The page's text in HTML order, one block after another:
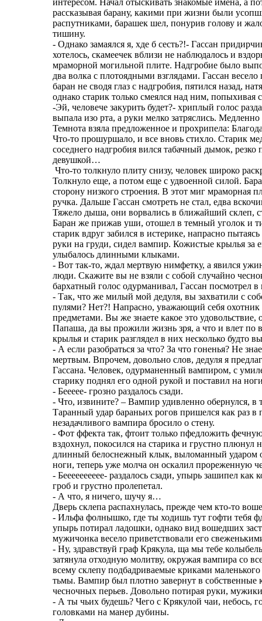
интересом. Начал отыскивать знакомые имена, а
рассказывая барану, какими при жизни были
распутниками, барашек шел, понурив голову и
тишину.
- Однако замаялся я, хде б сесть?!- Гассан
хотелось, скамеечек вблизи не наблюдалось и
мраморной могильной плите. Надгробие было
два волка с плотоядными взглядами. Гассан
баран не сводя глаз с надгробия, пятился назад,
однако старик только смеялся над ним, попыхивая
-Эй, человече закурить будет?- хриплый голос
выпала изо рта, а руки мелко затряслись.
Темнота взяла предложенное и прохрипела:
Что-то прошуршало, и все вновь стихло. Старик
соседнего надгробия вился табачный дымок, резко
девушкой…
Что-то толкнуло плиту снизу, человек широко
Толкнуло еще, а потом еще с удвоенной силой.
сторону низкого строения. В этот миг мраморная
ручка. Дальше Гассан смотреть не стал, едва
Тяжело дыша, они ворвались в ближайший склеп,
Баран же прижав уши, отошел в темный уголок и
старик вдруг забился в истерике, напрасно
руки на груди, сидел вампир. Кожистые крылья за
улыбалось длинными клыками.
- Вот так-то, ждал мертвую нимфетку, а явился
люди. Скажите вы не взяли с собой случайно
бархатный голос одурманивал, Гассан посмотрел
- Так, что же милый мой дедуля, вы захватили с
пулями? Нет?! Напрасно, уважающий себя
предметами. Вы же знаете какое это
Папаша, да вы прожили жизнь зря, а что и влет по
крылья и старик разглядел в них несколько будто
- А если разобраться за что? За что гоненья? Не
мертвым. Впрочем, довольно слов, дедуля я
Гассана. Человек, одурманенный вампиром, с
старику поднял его одной рукой и поставил на
- Беееее- грозно раздалось сзади.
- Что, извините? – Вампир удивленно обернулся, в
Таранный удар бараньих рогов пришелся как раз в
незадачливого вампира бросило о стену.
- Фот ффекта так, фтоит только пфедложить
вздохнул, покосился на старика и грустно
длинный белоснежный клык, выломанный ударом
ноги, теперь уже молча он оскалил прореженную
- Бееееееееее- раздалось сзади, упырь зашипел
гроб и грустно пролепетал.
- А что, я ничего, шучу я…
Дверь склепа распахнулась, прежде чем кто-то
- Ильфа фолнышко, где ты ходишь тут гофти тебя
упырь потирал ладошки, однако вид вошедших
мужичонка весело приветствовали его
- Ну, здравствуй граф Крякула, ща мы тебе
затянула отходную молитву, окружая вампира со
всему склепу подбадриваемые криками
тьмы. Вампир был плотно завернут в собственные
чесночных перьев. Довольно потирая руки,
- А ты чьих будешь? Чего с Крякулой чаи, небось,
головками на манер дубины.